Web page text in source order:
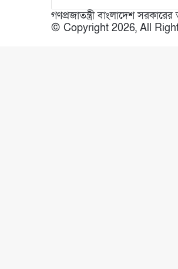
গণপ্রজাতন্ত্রী বাংলাদেশ
© Copyright 2026, All